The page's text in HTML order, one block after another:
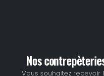
Nos
Vous souhaitez